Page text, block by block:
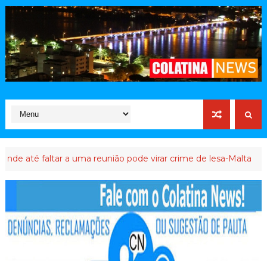
a uma reunião pode virar crime de lesa-Malta ATIVISTA